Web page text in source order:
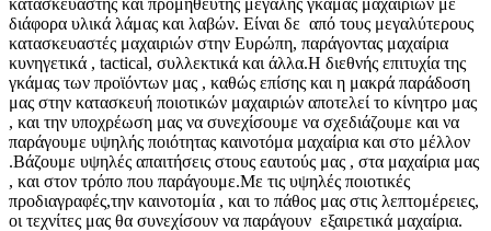
διάφορα υλικά λάμας και λαβών. Είναι δε από τους μεγαλύτερους
κατασκευαστές μαχαιριών στην Ευρώπη, παράγοντας μαχαίρια
κυνηγετικά , tactical, συλλεκτικά και άλλα.Η διεθνής επιτυχία της
γκάμας των προϊόντων μας , καθώς επίσης και η μακρά παράδοση
μας στην κατασκευή ποιοτικών μαχαιριών αποτελεί το κίνητρο μας
, και την υποχρέωση μας να συνεχίσουμε να σχεδιάζουμε και να
παράγουμε υψηλής ποιότητας καινοτόμα μαχαίρια και στο μέλλον
.Βάζουμε υψηλές απαιτήσεις στους εαυτούς μας , στα μαχαίρια μας
, και στον τρόπο που παράγουμε.Με τις υψηλές ποιοτικές
προδιαγραφές,την καινοτομία , και το πάθος μας στις λεπτομέρειες,
οι τεχνίτες μας θα συνεχίσουν να παράγουν εξαιρετικά μαχαίρια.